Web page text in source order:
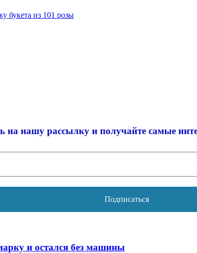
букета из 101 розы
на нашу рассылку и получайте самые
и остался без машины